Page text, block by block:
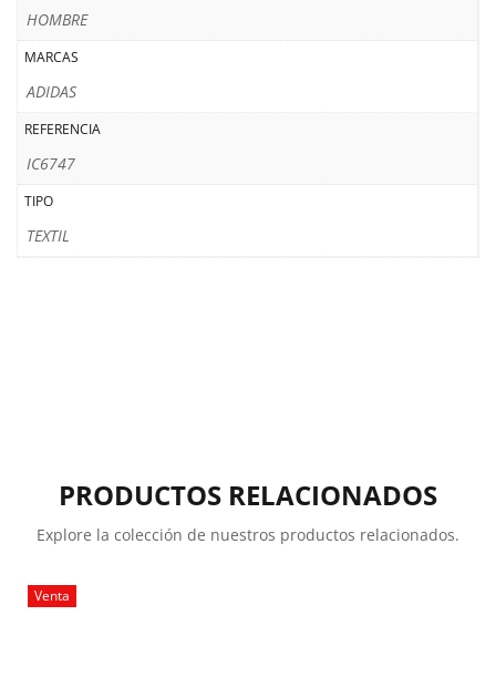
HOMBRE
MARCAS
ADIDAS
REFERENCIA
IC6747
TIPO
TEXTIL
PRODUCTOS RELACIONADOS
Explore la colección de nuestros productos relacionados.
Venta